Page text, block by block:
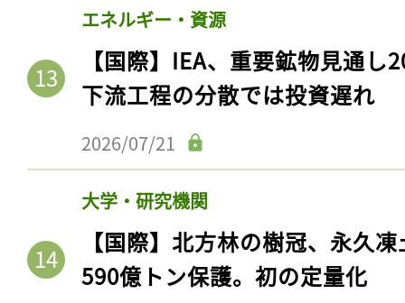
エネルギー・資源
【国際】IEA、重要鉱物見通
下流工程の分散では投資遅れ
2026/07/21
大学・研究機関
【国際】北方林の樹冠、永久
590億トン保護。初の定量化